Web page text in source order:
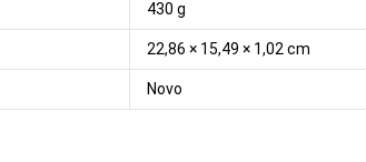
430 g
22,86 × 15,49 × 1,02 cm
Novo